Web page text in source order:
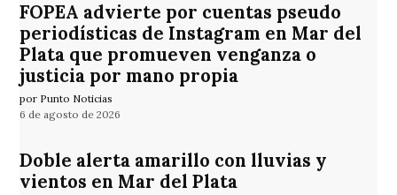
FOPEA advierte por cuentas pseudo
periodísticas de Instagram en Mar del
Plata que promueven venganza o
justicia por mano propia
por Punto Noticias
6 de agosto de 2026
Doble alerta amarillo con lluvias y
vientos en Mar del Plata